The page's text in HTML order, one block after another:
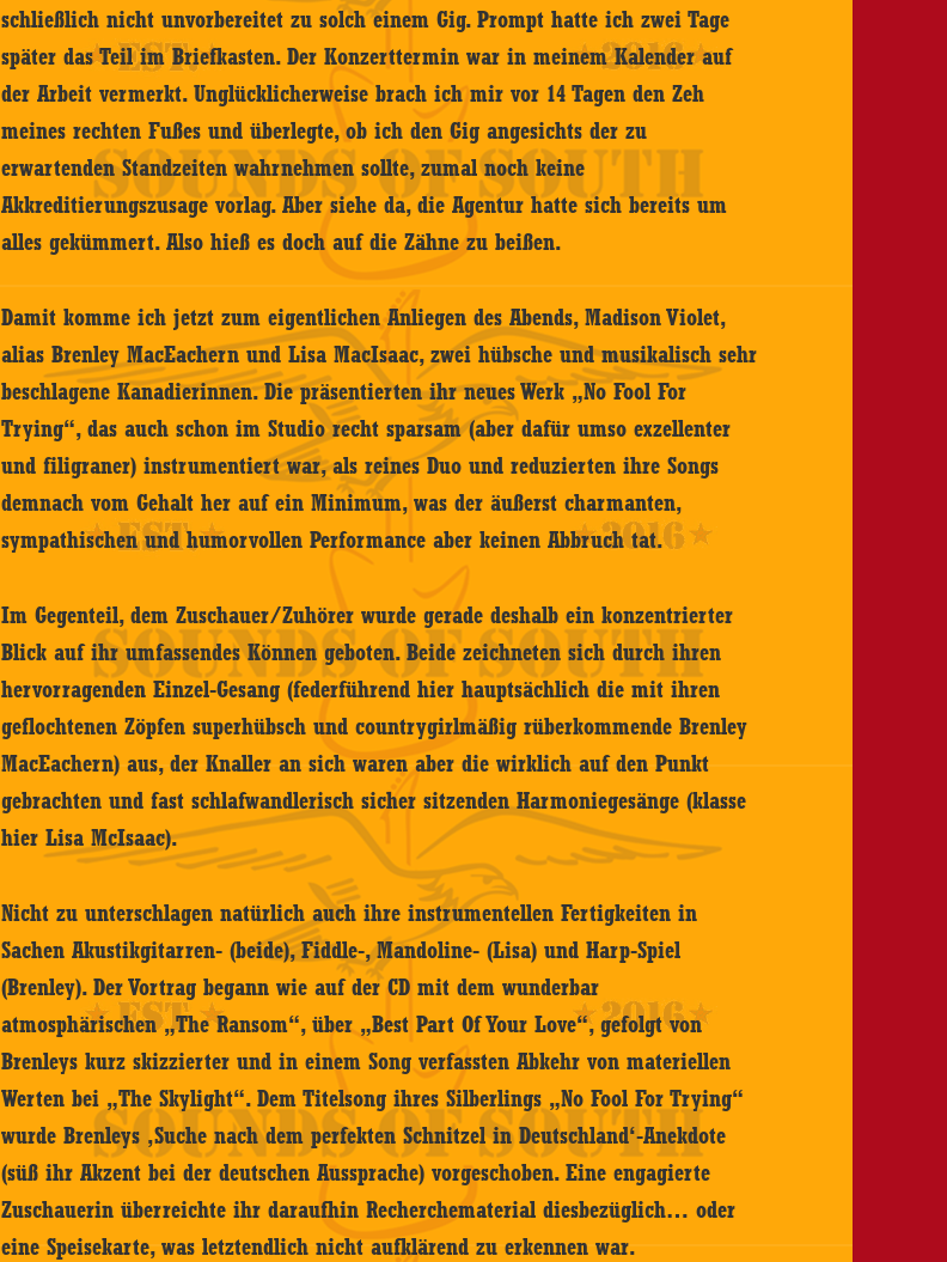
schließlich nicht unvorbereitet zu solch einem Gig. Prompt hatte ich zwei Tage
später das Teil im Briefkasten. Der Konzerttermin war in meinem Kalender auf
der Arbeit vermerkt. Unglücklicherweise brach ich mir vor 14 Tagen den Zeh
meines rechten Fußes und überlegte, ob ich den Gig angesichts der zu
erwartenden Standzeiten wahrnehmen sollte, zumal noch keine
Akkreditierungszusage vorlag. Aber siehe da, die Agentur hatte sich bereits um
alles gekümmert. Also hieß es doch auf die Zähne zu beißen.
Damit komme ich jetzt zum eigentlichen Anliegen des Abends, Madison Violet,
alias Brenley MacEachern und Lisa MacIsaac, zwei hübsche und musikalisch sehr
beschlagene Kanadierinnen. Die präsentierten ihr neues Werk „No Fool For
Trying“, das auch schon im Studio recht sparsam (aber dafür umso exzellenter
und filigraner) instrumentiert war, als reines Duo und reduzierten ihre Songs
demnach vom Gehalt her auf ein Minimum, was der äußerst charmanten,
sympathischen und humorvollen Performance aber keinen Abbruch tat.
Im Gegenteil, dem Zuschauer/Zuhörer wurde gerade deshalb ein konzentrierter
Blick auf ihr umfassendes Können geboten. Beide zeichneten sich durch ihren
hervorragenden Einzel-Gesang (federführend hier hauptsächlich die mit ihren
geflochtenen Zöpfen superhübsch und countrygirlmäßig rüberkommende Brenley
MacEachern) aus, der Knaller an sich waren aber die wirklich auf den Punkt
gebrachten und fast schlafwandlerisch sicher sitzenden Harmoniegesänge (klasse
hier Lisa McIsaac).
Nicht zu unterschlagen natürlich auch ihre instrumentellen Fertigkeiten in
Sachen Akustikgitarren- (beide), Fiddle-, Mandoline- (Lisa) und Harp-Spiel
(Brenley). Der Vortrag begann wie auf der CD mit dem wunderbar
atmosphärischen „The Ransom“, über „Best Part Of Your Love“, gefolgt von
Brenleys kurz skizzierter und in einem Song verfassten Abkehr von materiellen
Werten bei „The Skylight“. Dem Titelsong ihres Silberlings „No Fool For Trying“
wurde Brenleys ‚Suche nach dem perfekten Schnitzel in Deutschland‘-Anekdote
(süß ihr Akzent bei der deutschen Aussprache) vorgeschoben. Eine engagierte
Zuschauerin überreichte ihr daraufhin Recherchematerial diesbezüglich… oder
eine Speisekarte, was letztendlich nicht aufklärend zu erkennen war.